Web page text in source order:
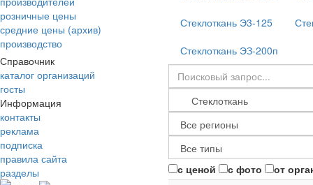
розничные цены
средние цены (архив)
производство
Справочник
каталог организаций
госты
Информация
контакты
реклама
подписка
правила сайта
разделы
Стеклоткань Э3-125
Стеклоткань ЭЗ-200п
с ценой с фото от